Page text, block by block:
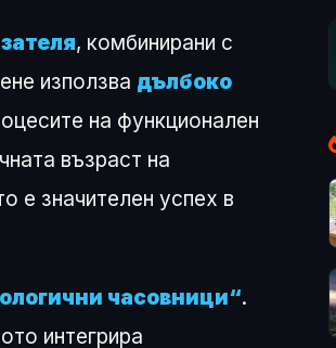
, комбинирани с
използва дълбоко
на функционален
възраст на
е значителен успех в
часовници“.
интегрира